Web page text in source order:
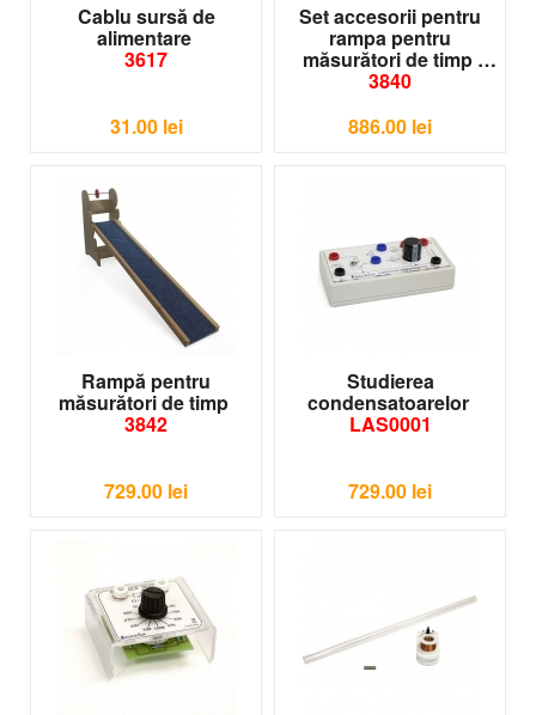
Cablu sursă de
alimentare
3617
31.00 lei
Set accesorii pentru
rampa pentru
măsurători de timp
3840
886.00 lei
Rampă pentru
măsurători de timp
3842
729.00 lei
Studierea
condensatoarelor
LAS0001
729.00 lei